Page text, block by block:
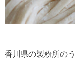
香川県の製粉所の